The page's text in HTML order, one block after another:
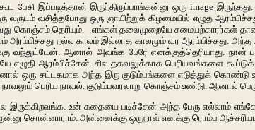
இப்படித்தான் இருந்திருப்பாங்கன்னு ஒரு image
வசித்தபோது ஒரு ஞாயிற்றுக் கிழமையில் எழுத
கொஞ்சம் தெரியும். எங்கள் தலைமுறையே
நல்ல காலம் இல்லாத காலமும் வர ஆரம்பிச்சது. அந்த
ஆனால் அவங்க பேரே எனக்குத்தெரியாது. நான்
ஆரம்பிச்சேன். சில தகவலுக்காக பெரியவங்களை
சட்டகமாக அந்த இரு குடும்பங்களை எடுத்துக் கொண்டு
நாவலும் பெரிய நாவல். குடும்பவரலாறு கொஞ்சம் உண்டு. ஆனால்
இருக்கிறவங்க. உன் கதையை படிச்சேன் அந்த பேரு எல்லாம்
சொன்னாராம். அன்னைக்கு ஒருநாள் எனக்கு ரொம்ப